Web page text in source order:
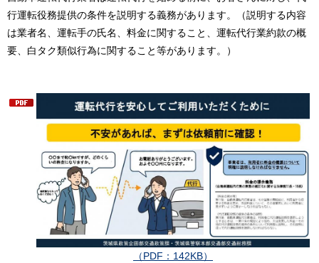
行運転役務提供の条件を説明する義務があります。（説明する内容
は業者名、運転手の氏名、料金に関すること、運転代行業約款の概
要、白タク類似行為に関すること等があります。）
（PDF：142KB）